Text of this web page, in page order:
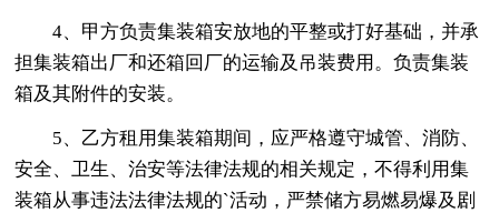
4、甲方负责集装箱安放地的平整或打好基础，并承
担集装箱出厂和还箱回厂的运输及吊装费用。负责集装
箱及其附件的安装。
5、乙方租用集装箱期间，应严格遵守城管、消防、
安全、卫生、治安等法律法规的相关规定，不得利用集
装箱从事违法法律法规的`活动，严禁储方易燃易爆及剧